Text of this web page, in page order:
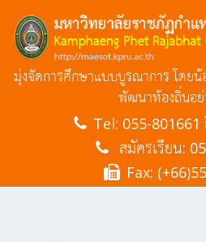
มุ่งจัดการศึกษาแบบบูรณาการ โดย
พัฒนาท้องถิ่นอย่
Tel: 055-801661
สมัครเรียน:
Fax: